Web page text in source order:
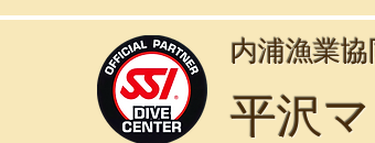
内浦漁業
平沢